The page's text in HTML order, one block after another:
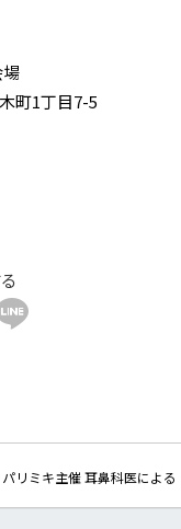
町1丁目7-5
パリミキ主催 耳鼻科医によ